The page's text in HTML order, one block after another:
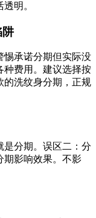
明。
阱
惕承诺分期但实际没
种费用。建议选择按
的洗纹身分期，正规
是分期。误区二：分
期影响效果。不影